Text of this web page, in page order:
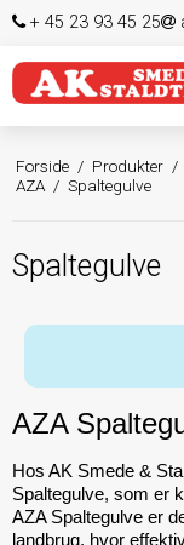
+ 45 23 93 45 25
Forside / Produkter /
AZA / Spaltegulve
Spaltegulve
AZA
Hos AK Smede &
Spaltegulve, som er
AZA Spaltegulve er
landbrug, hvor